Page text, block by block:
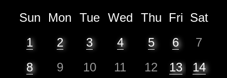
Sun
Mon Tue Wed Thu Fri Sat
1
2 3 4 5 6
7
8
9 10 11 12 13
14